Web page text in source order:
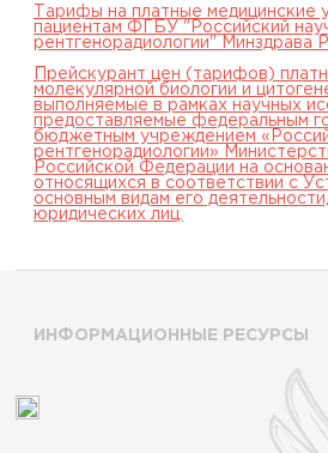
Тарифы на платные медицинские
пациентам ФГБУ "Российский
рентгенорадиологии" Минздрава
Прейскурант цен (тарифов)
молекулярной биологии и
выполняемые в рамках научных
предоставляемые федеральным
бюджетным учреждением
рентгенорадиологии»
Российской Федерации на
относящихся в соответствии с
основным видам его
юридических лиц.
ИНФОРМАЦИОННЫЕ РЕСУРСЫ